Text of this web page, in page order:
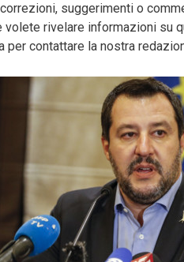
suggerimenti o
volete rivelare informazioni su
per contattare la nostra